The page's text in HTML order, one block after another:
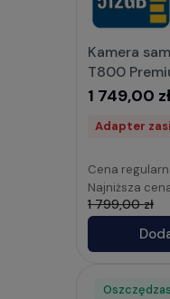
Kamera
T800
1 749,00 zł
Adapter
Cena
Najniższa
1 799,00 zł
Rabat